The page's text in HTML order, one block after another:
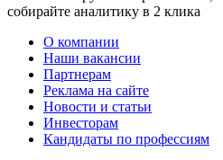
собирайте аналитику в 2 клика
О компании
Наши вакансии
Партнерам
Реклама на сайте
Новости и статьи
Инвесторам
Кандидаты по профессиям